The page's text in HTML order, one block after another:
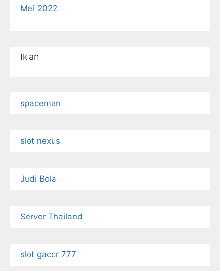
Mei 2022
Iklan
spaceman
slot nexus
Judi Bola
Server Thailand
slot gacor 777